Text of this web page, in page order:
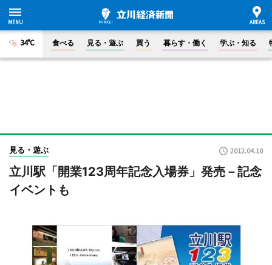
34°C 食べる 見る・遊ぶ 買う 暮らす・働く 学ぶ・知る
見る・遊ぶ 2012.04.10
立川駅「開業123周年記念入場券」発売－記念
イベントも